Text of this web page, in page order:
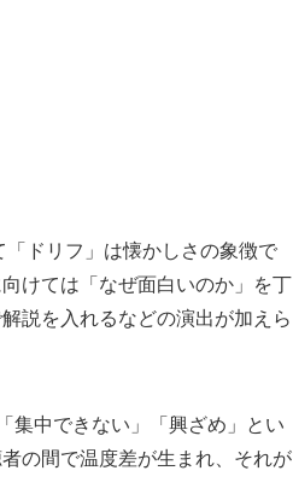
ドリフ」は懐かしさの象徴で
けては「なぜ面白いのか」を丁
説を入れるなどの演出が加えら
集中できない」「興ざめ」とい
の間で温度差が生まれ、それが